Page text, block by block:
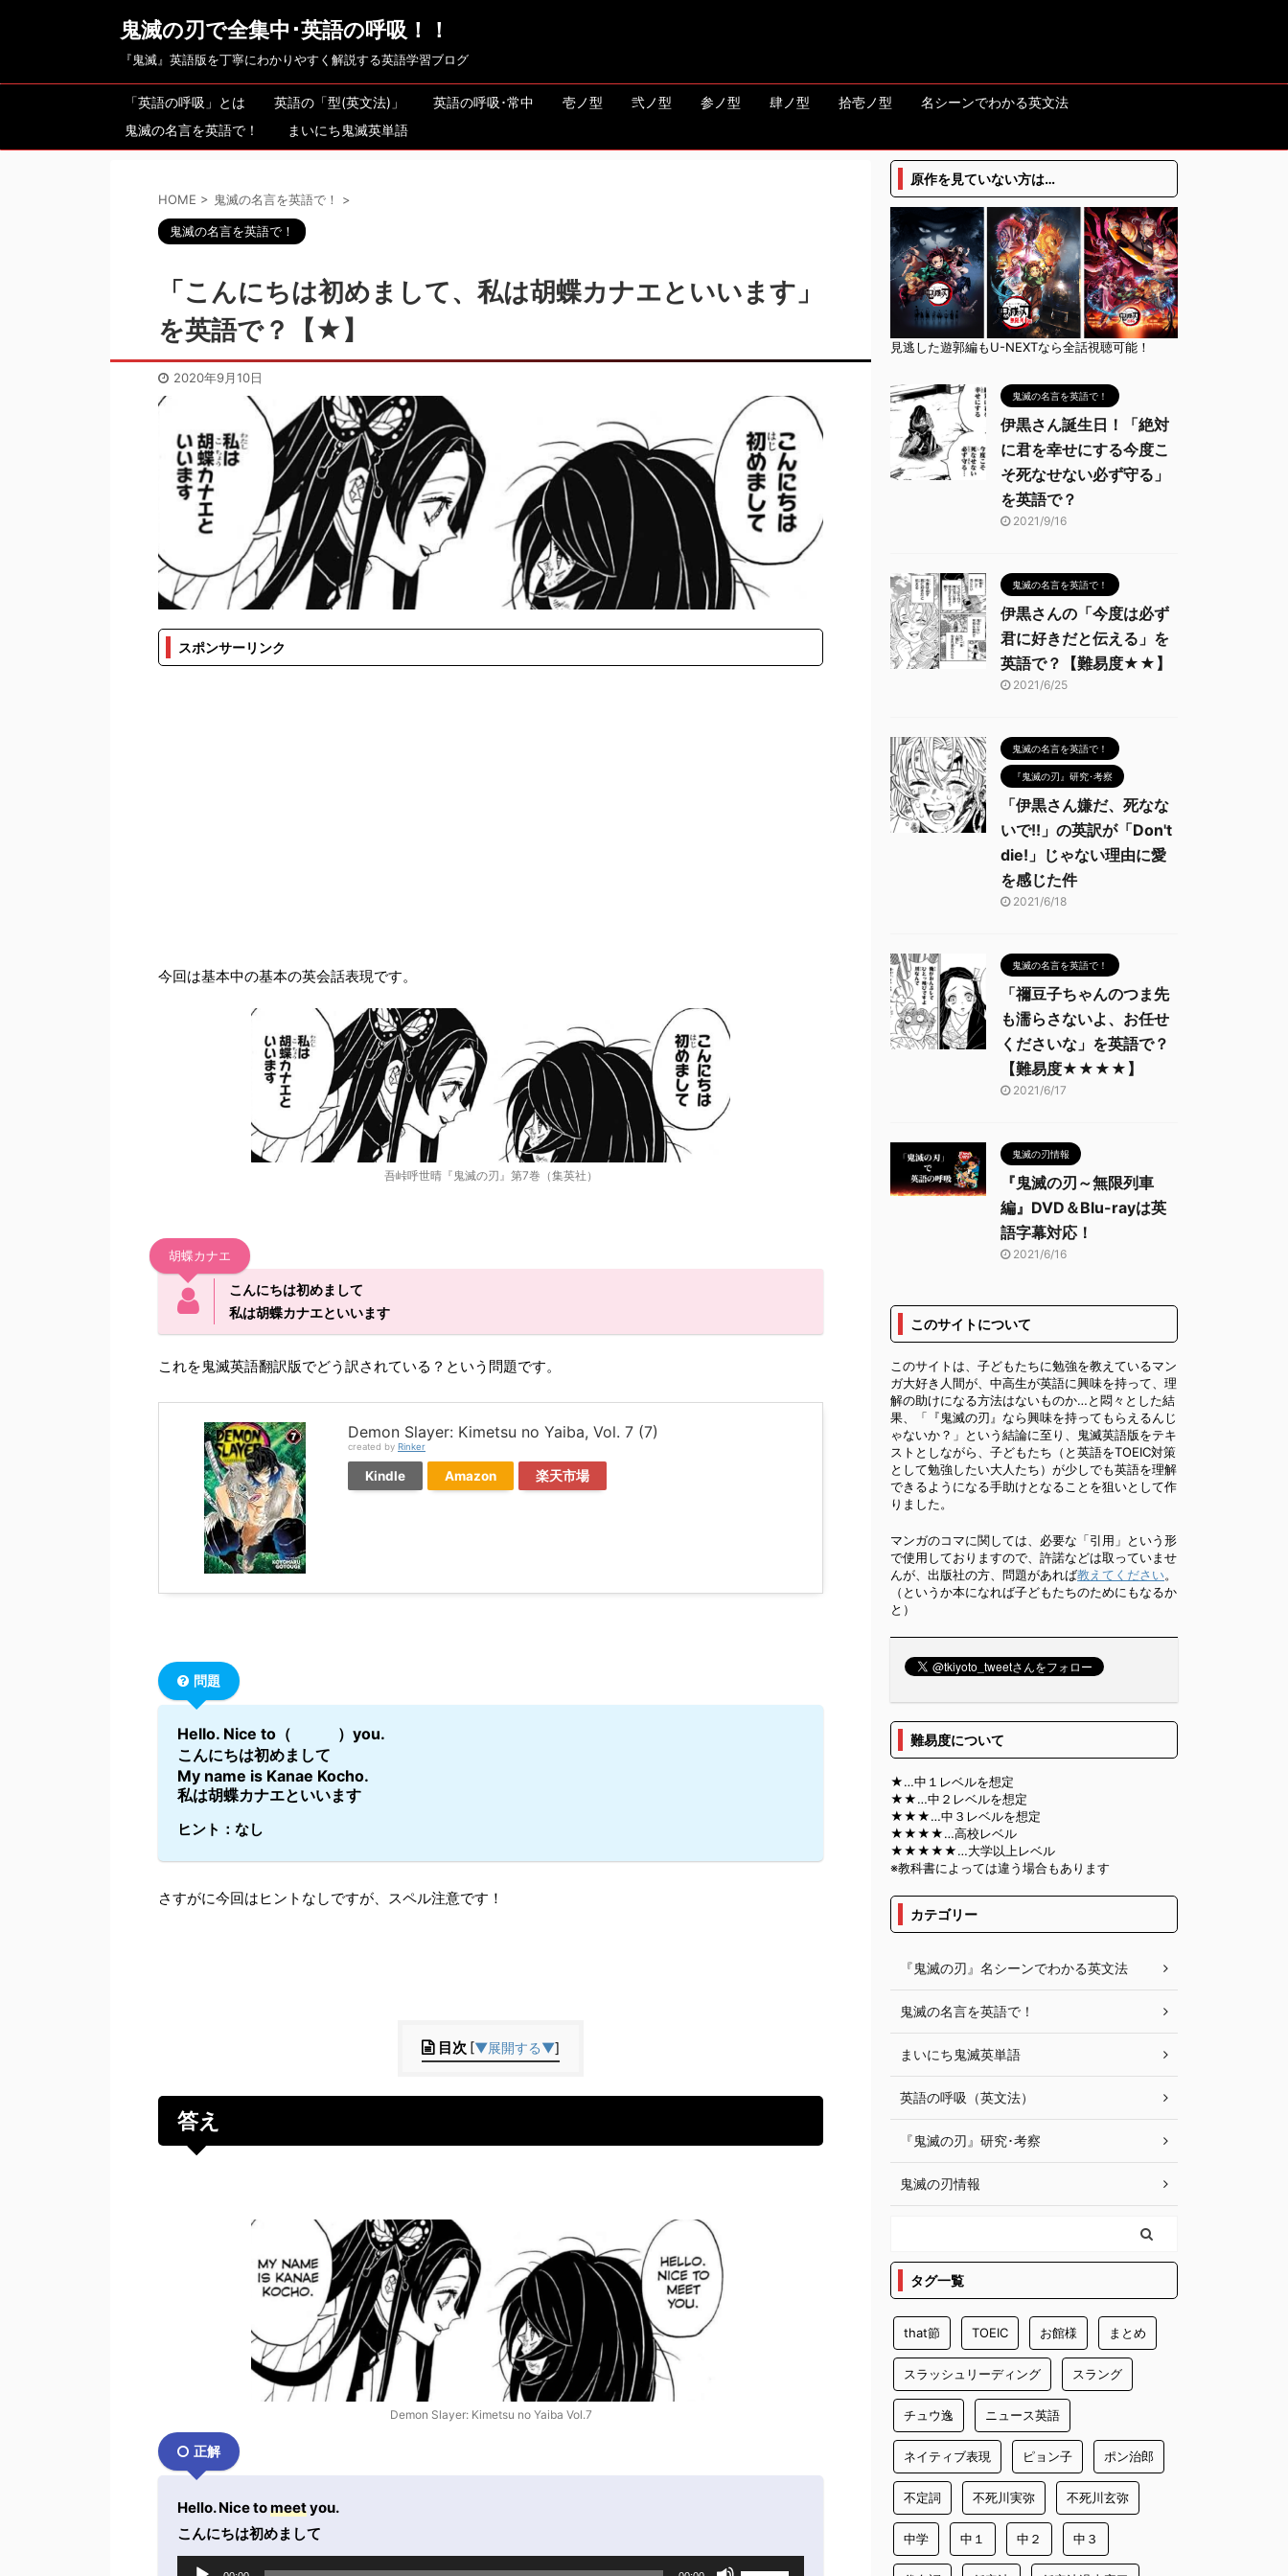
鬼滅の刃で全集中･英語の呼吸！！
『鬼滅』英語版を丁寧にわかりやすく解説する英語学習ブログ
「英語の呼吸」とは 英語の「型(英文法)」 英語の呼吸･常中 壱ノ型 弐ノ型 参ノ型 肆ノ型 拾壱ノ型
名シーンでわかる英文法
鬼滅の名言を英語で！
まいにち鬼滅英単語
HOME > 鬼滅の名言を英語で！ >
鬼滅の名言を英語で！
「こんにちは初めまして、私は胡蝶カナエといいます」
を英語で？【★】
2020年9月10日
スポンサーリンク
今回は基本中の基本の英会話表現です。
吾峠呼世晴『鬼滅の刃』第7巻（集英社）
胡蝶カナエ
こんにちは初めまして
私は胡蝶カナエといいます
これを鬼滅英語翻訳版でどう訳されている？という問題です。
Demon Slayer: Kimetsu no Yaiba, Vol. 7 (7)
created by Rinker
Kindle Amazon 楽天市場
問題
Hello. Nice to（ ）you.
こんにちは初めまして
My name is Kanae Kocho.
私は胡蝶カナエといいます
ヒント：なし
さすがに今回はヒントなしですが、スペル注意です！
目次 [▼展開する▼]
答え
Demon Slayer: Kimetsu no Yaiba Vol.7
正解
Hello. Nice tomeetyou.
こんにちは初めまして
原作を見ていない方は…
見逃した遊郭編もU-NEXTなら全話視聴可能！
鬼滅の名言を英語で！
伊黒さん誕生日！「絶対
に君を幸せにする今度こ
そ死なせない必ず守る」
を英語で？
2021/9/16
鬼滅の名言を英語で！
伊黒さんの「今度は必ず
君に好きだと伝える」を
英語で？【難易度★★】
2021/6/25
鬼滅の名言を英語で！
『鬼滅の刃』研究･考察
「伊黒さん嫌だ、死なな
いで!!」の英訳が「Don't
die!」じゃない理由に愛
を感じた件
2021/6/18
鬼滅の名言を英語で！
「禰豆子ちゃんのつま先
も濡らさないよ、お任せ
くださいな」を英語で？
【難易度★★★★】
2021/6/17
鬼滅の刃情報
『鬼滅の刃～無限列車
編』DVD＆Blu-rayは英
語字幕対応！
2021/6/16
このサイトについて
このサイトは、子どもたちに勉強を教えているマン
ガ大好き人間が、中高生が英語に興味を持って、理
解の助けになる方法はないものか…と悶々とした結
果、「『鬼滅の刃』なら興味を持ってもらえるんじ
ゃないか？」という結論に至り、鬼滅英語版をテキ
ストとしながら、子どもたち（と英語をTOEIC対策
として勉強したい大人たち）が少しでも英語を理解
できるようになる手助けとなることを狙いとして作
りました。
マンガのコマに関しては、必要な「引用」という形
で使用しておりますので、許諾などは取っていませ
んが、出版社の方、問題があれば教えてください。
（というか本になれば子どもたちのためにもなるか
と）
難易度について
★…中１レベルを想定
★★…中２レベルを想定
★★★…中３レベルを想定
★★★★…高校レベル
★★★★★…大学以上レベル
※教科書によっては違う場合もあります
カテゴリー
『鬼滅の刃』名シーンでわかる英文法
鬼滅の名言を英語で！
まいにち鬼滅英単語
英語の呼吸（英文法）
『鬼滅の刃』研究･考察
鬼滅の刃情報
タグ一覧
that節 TOEIC お館様 まとめ
スラッシュリーディング スラング
チュウ逸 ニュース英語
ネイティブ表現 ピョン子 ポン治郎
不定詞 不死川実弥 不死川玄弥
中学 中１ 中２ 中３